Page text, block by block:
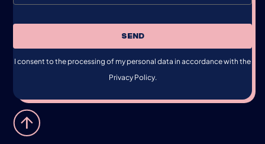
SEND
I consent to the processing of my personal data in accordance with the
Privacy Policy.